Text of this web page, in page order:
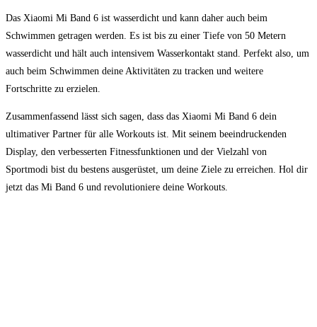
Das Xiaomi Mi​ Band 6 ist wasserdicht ⁤und kann daher⁢ auch beim
Schwimmen getragen werden. Es ist bis ⁤zu einer Tiefe⁢ von ‌50 Metern
wasserdicht und hält auch ‍intensivem ​Wasserkontakt stand. Perfekt also, ⁢um
auch ‍beim​ Schwimmen deine Aktivitäten zu tracken​ und weitere
Fortschritte​ zu erzielen.
Zusammenfassend lässt sich sagen, dass⁢ das Xiaomi Mi​ Band 6 ⁣dein
ultimativer Partner für alle‍ Workouts ist. Mit‍ seinem beeindruckenden
Display,‌ den verbesserten ​Fitnessfunktionen und der Vielzahl von
‌Sportmodi bist du bestens ausgerüstet, ⁤um⁢ deine Ziele zu erreichen. Hol‌ dir⁤
jetzt das Mi Band‍ 6 und revolutioniere deine Workouts.